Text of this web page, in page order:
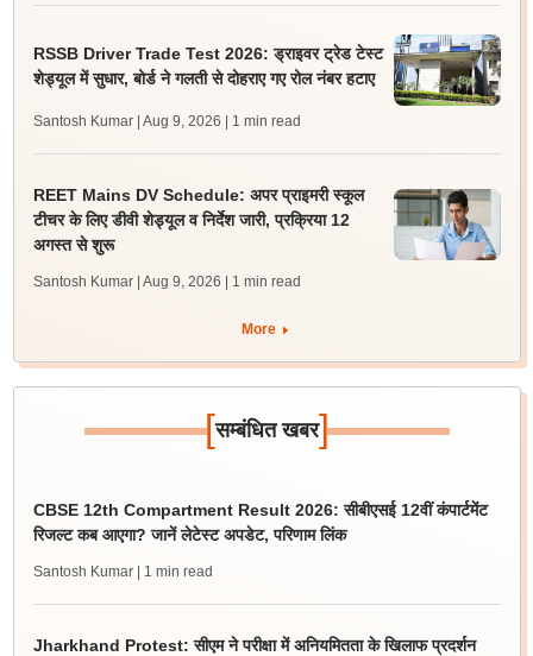
RSSB Driver Trade Test 2026: ड्राइवर ट्रेड टेस्ट
शेड्यूल में सुधार, बोर्ड ने गलती से दोहराए गए रोल नंबर हटाए
Santosh Kumar | Aug 9, 2026 | 1 min read
REET Mains DV Schedule: अपर प्राइमरी स्कूल
टीचर के लिए डीवी शेड्यूल व निर्देश जारी, प्रक्रिया 12
अगस्त से शुरू
Santosh Kumar | Aug 9, 2026 | 1 min read
More
[सम्बंधित खबर]
CBSE 12th Compartment Result 2026: सीबीएसई 12वीं कंपार्टमेंट
रिजल्ट कब आएगा? जानें लेटेस्ट अपडेट, परिणाम लिंक
Santosh Kumar | 1 min read
Jharkhand Protest: सीएम ने परीक्षा में अनियमितता के खिलाफ प्रदर्शन